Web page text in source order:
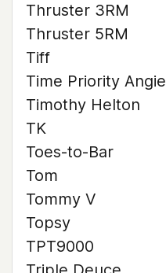
Thruster 3RM
Thruster 5RM
Tiff
Time Priority Angie
Timothy Helton
TK
Toes-to-Bar
Tom
Tommy V
Topsy
TPT9000